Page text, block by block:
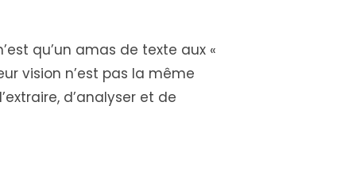
qu’un amas de texte aux «
vision n’est pas la même
d’analyser et de